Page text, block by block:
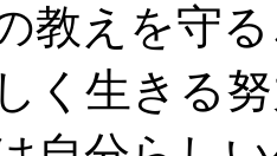
教えを守
く生きる